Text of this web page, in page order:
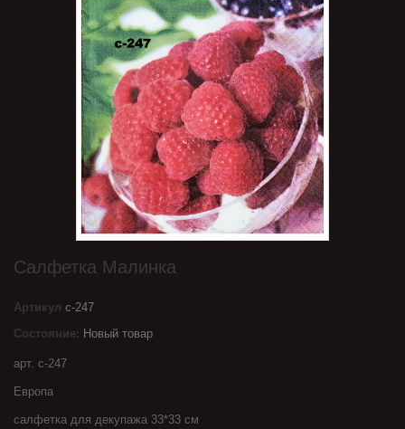
Салфетка Малинка
Артикул с-247
Состояние: Новый товар
арт. с-247
Европа
салфетка для декупажа 33*33 см